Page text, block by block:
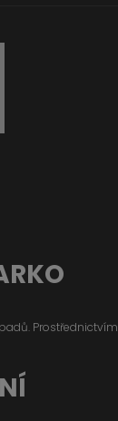
Prostřednictvím